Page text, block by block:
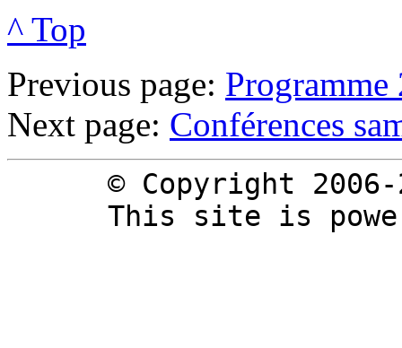
^ Top
Previous page: Programme
Next page: Conférences
© Copyright 2006-
This site is